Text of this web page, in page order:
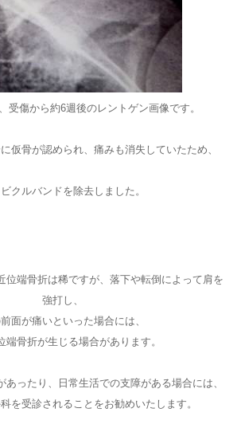
受傷から約6週後のレントゲン画像です。
仮骨が認められ、痛みも消失していたため、
クルバンドを除去しました。
位端骨折は稀ですが、落下や転倒によって肩を
強打し、
面が痛いといった場合には、
端骨折が生じる場合があります。
あったり、日常生活での支障がある場合には、
を受診されることをお勧めいたします。